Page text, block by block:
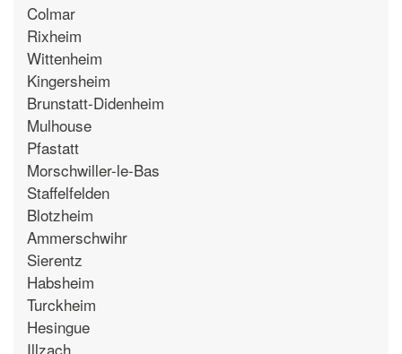
Colmar
Rixheim
Wittenheim
Kingersheim
Brunstatt-Didenheim
Mulhouse
Pfastatt
Morschwiller-le-Bas
Staffelfelden
Blotzheim
Ammerschwihr
Sierentz
Habsheim
Turckheim
Hesingue
Illzach